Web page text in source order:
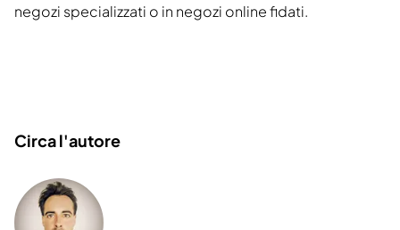
negozi specializzati o in negozi online fidati.
Circa l'autore